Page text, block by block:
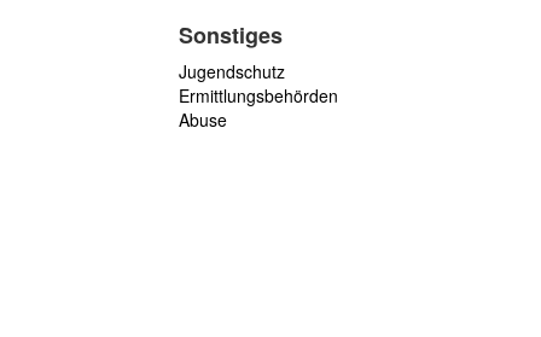
Sonstiges
Jugendschutz
Ermittlungsbehörden
Abuse